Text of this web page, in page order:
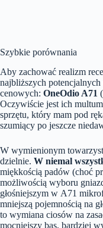
Szybkie porównania
Aby zachować realizm
najbliższych
cenowych: OneOdio A71
Oczywiście jest ich
sprzętu, który mam pod
szumiący po jeszcze
W wymienionym
dzielnie. W niemal
miękkością padów (choć
możliwością wyboru
głośniejszym w A71
mniejszą pojemnością na
to wymiana ciosów na
mocniejszy bas, bardziej